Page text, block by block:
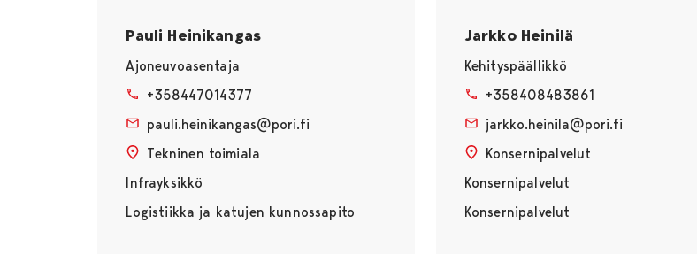
Pauli Heinikangas
Ajoneuvoasentaja
+358447014377
pauli.heinikangas@pori.fi
Tekninen toimiala
Infrayksikkö
Logistiikka ja katujen kunnossapito
Jarkko Heinilä
Kehityspäällikkö
+358408483861
jarkko.heinila@pori.fi
Konsernipalvelut
Konsernipalvelut
Konsernipalvelut